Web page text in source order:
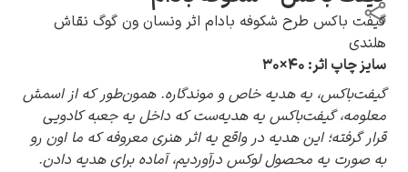
ادوارد مونک
گیفت باکس طرح شکوفه بادام اثر ونسان ون گوگ نقاش
هلندی
سایز چاپ اثر: ۴۰×۳۰
گیفت‌باکس، یه هدیه خاص و موندگاره. همون‌طور که از اسمش
معلومه، گیفت‌باکس یه هدیه‌ست که داخل یه جعبه کادویی
قرار گرفته؛ این هدیه در واقع یه اثر هنری معروفه که ما اون رو
به صورت یه محصول لوکس درآوردیم، آماده برای هدیه دادن.